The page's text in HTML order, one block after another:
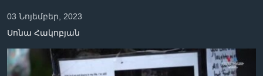
IN ENGLISH
ՄԵՐ ՄԱՍԻՆ
«ԱՄԵՐԻԿԱՅԻ ՁԱՅՆ»-Ի ԿԱՆՈՆԱԴՐՈՒԹՅՈՒՆ
ԿԱՊ ՄԵԶ ՀԵՏ
ՈՒԿՐԱԻՆԱԿԱՆ ՊԱՏԵՐԱԶՄ
Learning English
03 Նոյեմբեր, 2023
Սոնա Հակոբյան